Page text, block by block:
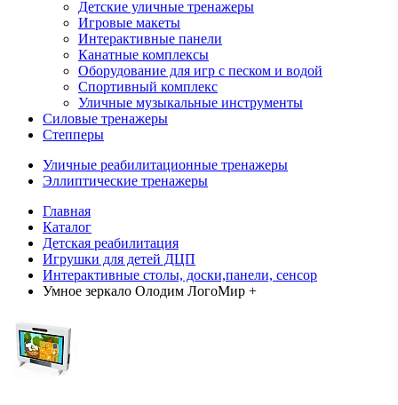
Детские уличные тренажеры
Игровые макеты
Интерактивные панели
Канатные комплексы
Оборудование для игр с песком и водой
Спортивный комплекс
Уличные музыкальные инструменты
Силовые тренажеры
Степперы
Уличные реабилитационные тренажеры
Эллиптические тренажеры
Главная
Каталог
Детская реабилитация
Игрушки для детей ДЦП
Интерактивные столы, доски,панели, сенсор
Умное зеркало Олодим ЛогоМир +